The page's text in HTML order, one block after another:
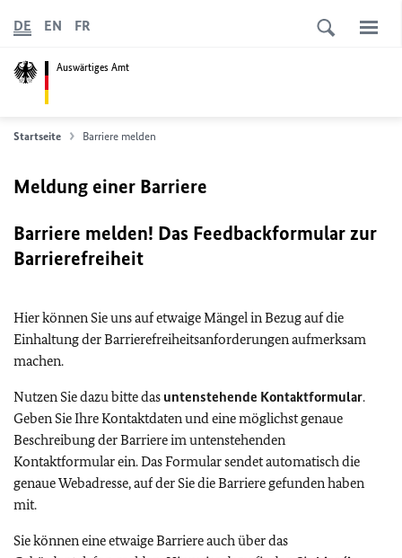
Auswärtiges Amt
DE EN FR
Startseite Barriere melden
Meldung einer Barriere
Barriere melden! Das Feedbackformular zur
Barrierefreiheit
Hier können Sie uns auf etwaige Mängel in Bezug auf die
Einhaltung der Barrierefreiheitsanforderungen aufmerksam
machen.
Nutzen Sie dazu bitte das untenstehende Kontaktformular.
Geben Sie Ihre Kontaktdaten und eine möglichst genaue
Beschreibung der Barriere im untenstehenden
Kontaktformular ein. Das Formular sendet automatisch die
genaue Webadresse, auf der Sie die Barriere gefunden haben
mit.
Sie können eine etwaige Barriere auch über das